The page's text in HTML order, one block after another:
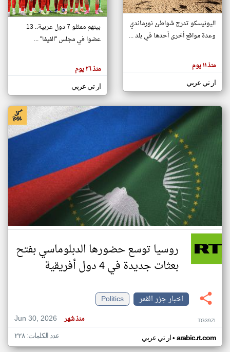
تغيير الدولة
اخبار جزر القمر على مدار الساعة
أهم اخبار جزر القمر العاجلة والمباشرة
هنا عن
وجهة
كاتبيها.
اليونيسكو تدرج شواطئ نورماندي
وعدة مواقع أخرى أحدها في بلد ...
منذ ١١ يوم
ار تي عربي
بينهم ممثلو 7 دول عربية.. 13
عضوا في مجلس "الفيفا" ...
منذ ٢٦ يوم
ار تي عربي
روسيا توسع حضورها الدبلوماسي بفتح
بعثات جديدة في 4 دول أفريقية
اخبار جزر القمر
Politics
Jun 30, 2026
منذ شهر TG39ZI
ار تي عربي• arabic.rt.com عدد الكلمات: ٢٢٨
klyoum.com